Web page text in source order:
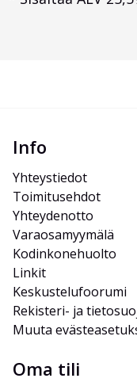
Info
Yhteystiedot
Toimitusehdot
Yhteydenotto
Varaosamyymälä
Kodinkonehuolto
Linkit
Keskustelufoorumi
Rekisteri- ja
Muuta
Oma tili